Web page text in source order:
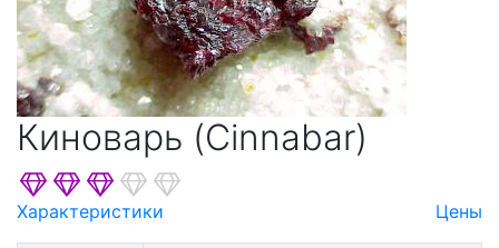
Киноварь (Cinnabar)
Характеристики Цены